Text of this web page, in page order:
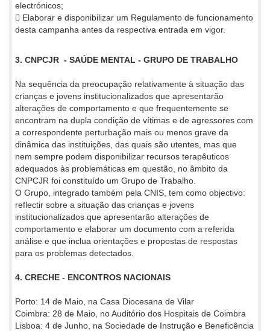
electrónicos;
 Elaborar e disponibilizar um Regulamento de funcionamento
desta campanha antes da respectiva entrada em vigor.
3. CNPCJR - SAÚDE MENTAL - GRUPO DE TRABALHO
Na sequência da preocupação relativamente à situação das
crianças e jovens institucionalizados que apresentarão
alterações de comportamento e que frequentemente se
encontram na dupla condição de vítimas e de agressores com
a correspondente perturbação mais ou menos grave da
dinâmica das instituições, das quais são utentes, mas que
nem sempre podem disponibilizar recursos terapêuticos
adequados às problemáticas em questão, no âmbito da
CNPCJR foi constituído um Grupo de Trabalho.
O Grupo, integrado também pela CNIS, tem como objectivo:
reflectir sobre a situação das crianças e jovens
institucionalizados que apresentarão alterações de
comportamento e elaborar um documento com a referida
análise e que inclua orientações e propostas de respostas
para os problemas detectados.
4. CRECHE - ENCONTROS NACIONAIS
Porto: 14 de Maio, na Casa Diocesana de Vilar
Coimbra: 28 de Maio, no Auditório dos Hospitais de Coimbra
Lisboa: 4 de Junho, na Sociedade de Instrução e Beneficência